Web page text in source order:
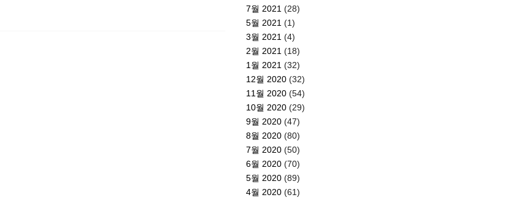
7월 2021 (28)
5월 2021 (1)
3월 2021 (4)
2월 2021 (18)
1월 2021 (32)
12월 2020 (32)
11월 2020 (54)
10월 2020 (29)
9월 2020 (47)
8월 2020 (80)
7월 2020 (50)
6월 2020 (70)
5월 2020 (89)
4월 2020 (61)